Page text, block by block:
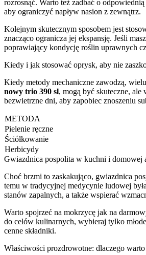
rozrosnąć. Warto też zadbać o
aby ograniczyć napływ nasion z zewnątrz.
Kolejnym skutecznym sposobem jest
znacząco ogranicza jej ekspansję. Jeśli
poprawiający kondycję roślin uprawnych
Kiedy i jak stosować oprysk, aby nie
Kiedy metody mechaniczne zawodzą,
nowy trio 390 sl, mogą być skuteczne,
bezwietrzne dni, aby zapobiec znoszeniu
METODA
Pielenie ręczne
Ściółkowanie
Herbicydy
Gwiazdnica pospolita w kuchni i domowej
Choć brzmi to zaskakująco, gwiazdnica
temu w tradycyjnej medycynie ludowej
stanów zapalnych, a także wspierać
Warto spojrzeć na mokrzycę jak na
do celów kulinarnych, wybieraj tylko
cenne składniki.
Właściwości prozdrowotne: dlaczego